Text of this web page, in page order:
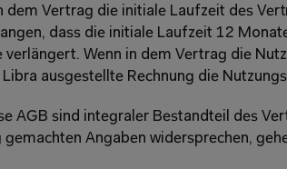
dem Vertrag die initiale Laufzeit des
dass die initiale Laufzeit 12
verlängert. Wenn in dem Vertrag die
ausgestellte Rechnung die
AGB sind integraler Bestandteil des
gemachten Angaben widersprechen,